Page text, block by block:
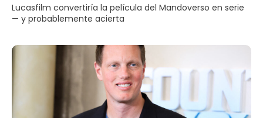
Lucasfilm convertiría la película del Mandoverso en serie
— y probablemente acierta